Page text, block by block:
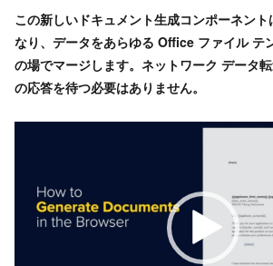
この新しいドキュメント生成コンポーネン
なり、データをあらゆる Office ファイル テ
の場でマージします。ネットワーク データ
の応答を待つ必要はありません。